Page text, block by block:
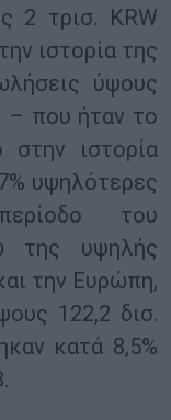
2 τρισ. KRW
ιστορία της
ύψους
– που ήταν το
στην ιστορία
υψηλότερες
του
της υψηλής
την Ευρώπη,
122,2 δισ.
κατά 8,5%